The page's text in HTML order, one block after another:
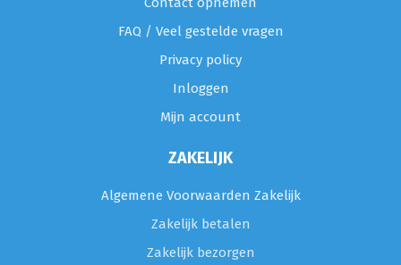
FAQ / Veel gestelde vragen
Privacy policy
Inloggen
Mijn account
ZAKELIJK
Algemene Voorwaarden Zakelijk
Zakelijk betalen
Zakelijk bezorgen